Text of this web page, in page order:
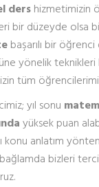
dershizmetimizin
bir düzeyde olsa
başarılı bir
yönelik
tüm
yıl sonu
yüksek puan
konu anlatım
bizleri